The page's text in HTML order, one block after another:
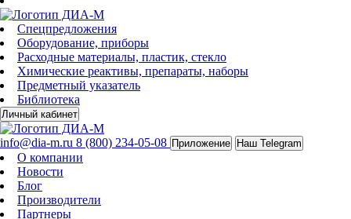
Спецпредложения
Оборудование, приборы
Расходные материалы, пластик, стекло
Химические реактивы, препараты, наборы
Предметный указатель
Библиотека
Личный кабинет
info@dia-m.ru 8 (800) 234-05-08 Приложение Наш Telegram
О компании
Новости
Блог
Производители
Партнеры